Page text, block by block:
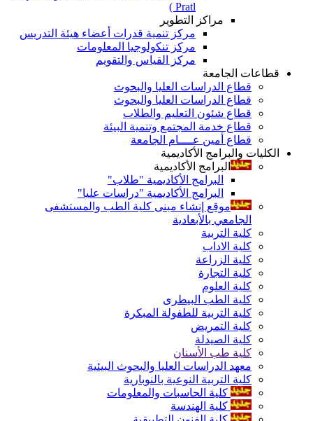
Pratl )
مراكز التطوير
مركز تنمية قدرات أعضاء هيئة التدريس
مركز تنكولوجيا المعلومات
مركز القياس والتقويم
قطاعات الجامعة
قطاع الدراسات العليا والبحوث
قطاع الدراسات العليا والبحوث
قطاع شئون التعليم والطلاب
قطاع خدمة المجتمع وتنمية البيئة
قطاع أمين عــــام الجامعة
الكليات والبرامج الأكاديمية
البرامج الأكاديمية
البرامج الأكاديمية "طلاب"
البرامج الأكاديمية "دراسات عليا"
موقع إنشاء مبنى كلية الطب والمستشفى
الجامعي بالأبعادية
كلية التربية
كلية الاداب
كلية الزراعة
كلية التجارة
كلية العلوم
كلية الطب البيطرى
كلية التربية للطفولة المبكرة
كلية التمريض
كلية الصيدلة
كلية طب الأسنان
معهد الدراسات العليا والبحوث البيئية
كلية التربية النوعية بالنوبارية
كلية الحاسبات والمعلومات
كلية الهندسة